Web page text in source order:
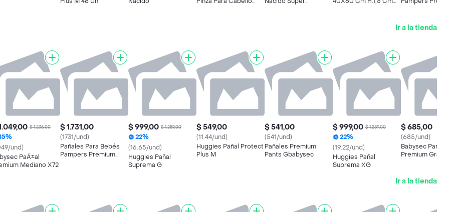
Ir a la tienda
$ 1.238,00
und)
PaÃ±al
Mediano X72
$ 1.731,00
(1731/und)
Pañales Para Bebés
Pampers Premium
$ 999,00 $ 1.289,00
22%
(16.65/und)
Huggies Pañal
Suprema G
$ 549,00
(11.44/und)
Huggies Pañal Protect
Plus M
$ 541,00
(541/und)
Pañales Premium
Pants Gbabysec
$ 999,00 $ 1.289,00
22%
(19.22/und)
Huggies Pañal
Suprema XG
$ 685,00
(685/und)
Babysec Panal
Premium
Ir a la tienda